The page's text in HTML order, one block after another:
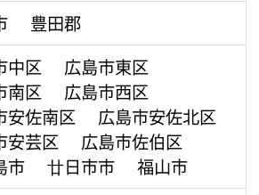
豊田郡
中区
広島市東区
南区
広島市西区
安佐南区
広島市安佐北区
安芸区
広島市佐伯区
市
廿日市市
福山市